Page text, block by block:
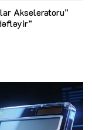
Akseleratoru”